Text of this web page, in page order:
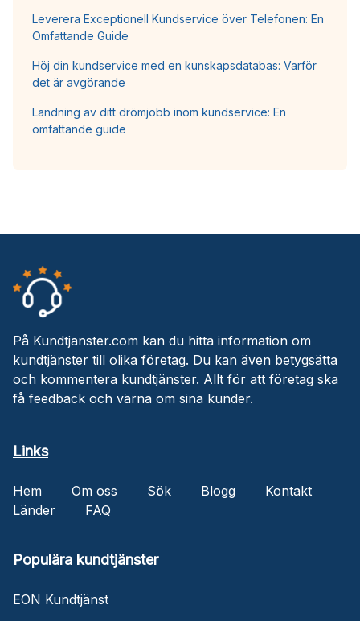
Leverera Exceptionell Kundservice över Telefonen: En
Omfattande Guide
Höj din kundservice med en kunskapsdatabas: Varför
det är avgörande
Landning av ditt drömjobb inom kundservice: En
omfattande guide
På Kundtjanster.com kan du hitta information om
kundtjänster till olika företag. Du kan även betygsätta
och kommentera kundtjänster. Allt för att företag ska
få feedback och värna om sina kunder.
Links
Hem Om oss Sök Blogg
Kontakt
Länder
FAQ
Populära kundtjänster
EON Kundtjänst